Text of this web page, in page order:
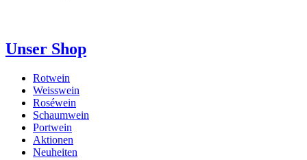
Unser Shop
Rotwein
Weisswein
Roséwein
Schaumwein
Portwein
Aktionen
Neuheiten